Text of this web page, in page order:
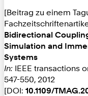
[Beitrag zu einem
Bidirectional
Simulation and
Systems
In: IEEE transactions
547-550, 2012
[DOI: 10.1109/